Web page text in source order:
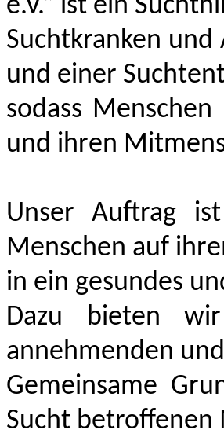
e.V.“ ist ein
Suchtkranken
und einer
sodass
und ihren
Unser Auftrag
Menschen auf
in ein gesundes
Dazu bieten
annehmenden
Gemeinsame
Sucht betroffenen